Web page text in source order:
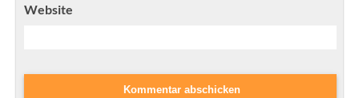
Website